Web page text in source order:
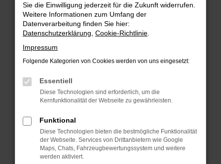
Fehler: Network Error
Hier sind ein paar Tipps, die dir helfen können:
Überprüfe deine Firewall und deine
Internetverbindung.
Laden andere Webseiten, zum Beispiel deine
Suchmaschine?
Prüfe deine Browsererweiterungen.
Manche Erweiterungen, wie Werbeblocker,
können das Laden bestimmter Seiten
Sie die Einwilligung jederzeit für die Zukunft widerrufen.
Weitere Informationen zum Umfang der
Datenverarbeitung finden Sie hier:
Datenschutzerklärung Cookie-Richtlinie
Impressum
Folgende Kategorien von Cookies werden von uns eingesetzt:
Essentiell
Diese Technologien sind erforderlich, um die
Kernfunktionalität der Webseite zu gewährleisten.
Funktional
Diese Technologien bieten die bestmögliche Funktionalität
der Webseite. Services von Drittanbietern wie Google
Maps, Chats, Fahrzeugbewertungssystem und weitere
werden aktiviert.